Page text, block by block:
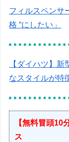
フィルスペンサ
格 “にしたい」
【ダイハツ】
なスタイルが特
【無料冒頭10
ス